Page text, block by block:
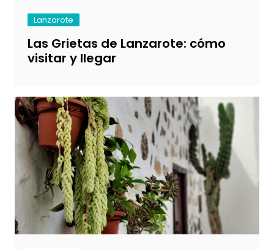
Lanzarote
Las Grietas de Lanzarote: cómo
visitar y llegar